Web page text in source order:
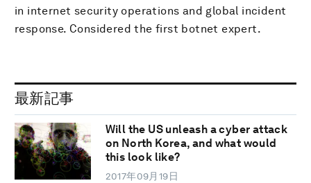
in internet security operations and global incident
response. Considered the first botnet expert.
最新記事
Will the US unleash a cyber attack
on North Korea, and what would
this look like?
2017年09月19日